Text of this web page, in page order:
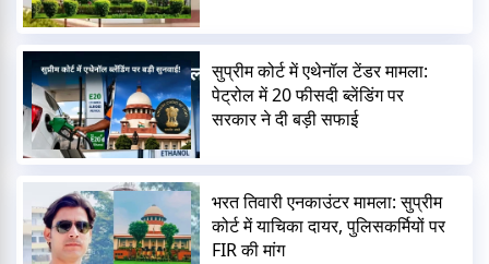
सुप्रीम कोर्ट में एथेनॉल टेंडर मामला:
पेट्रोल में 20 फीसदी ब्लेंडिंग पर
सरकार ने दी बड़ी सफाई
भरत तिवारी एनकाउंटर मामला: सुप्रीम
कोर्ट में याचिका दायर, पुलिसकर्मियों पर
FIR की मांग